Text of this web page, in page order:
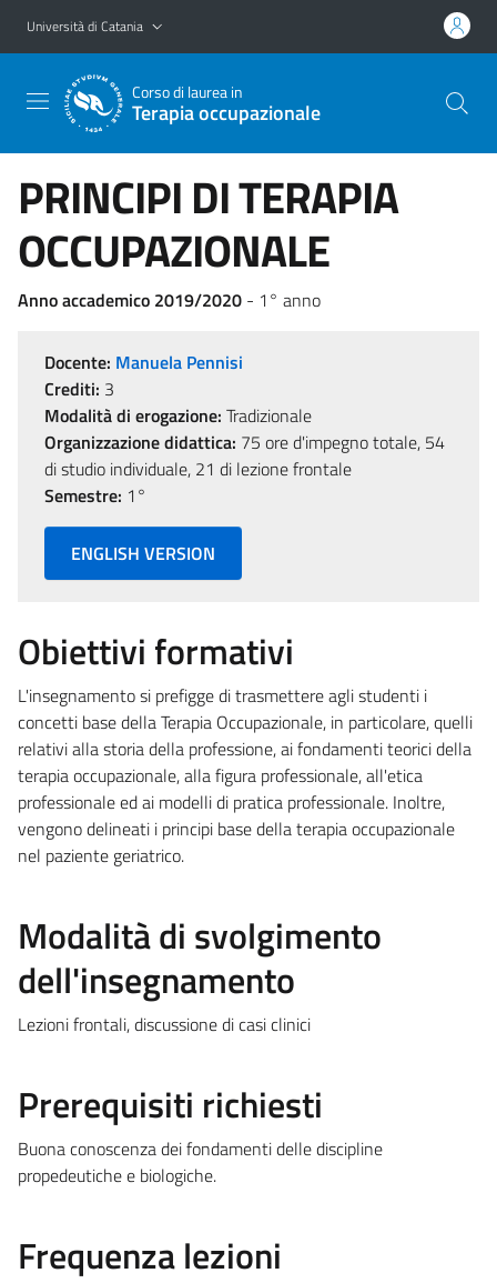
Vai al contenuto principale
Vai al menu di navigazione
Università di Catania
Corso di laurea in
Terapia occupazionale
PRINCIPI DI TERAPIA
OCCUPAZIONALE
Anno accademico 2019/2020 - 1° anno
Docente: Manuela Pennisi
Crediti: 3
Modalità di erogazione: Tradizionale
Organizzazione didattica: 75 ore d'impegno totale, 54
di studio individuale, 21 di lezione frontale
Semestre: 1°
ENGLISH VERSION
Obiettivi formativi
L'insegnamento si prefigge di trasmettere agli studenti i
concetti base della Terapia Occupazionale, in particolare, quelli
relativi alla storia della professione, ai fondamenti teorici della
terapia occupazionale, alla figura professionale, all'etica
professionale ed ai modelli di pratica professionale. Inoltre,
vengono delineati i principi base della terapia occupazionale
nel paziente geriatrico.
Modalità di svolgimento
dell'insegnamento
Lezioni frontali, discussione di casi clinici
Prerequisiti richiesti
Buona conoscenza dei fondamenti delle discipline
propedeutiche e biologiche.
Frequenza lezioni